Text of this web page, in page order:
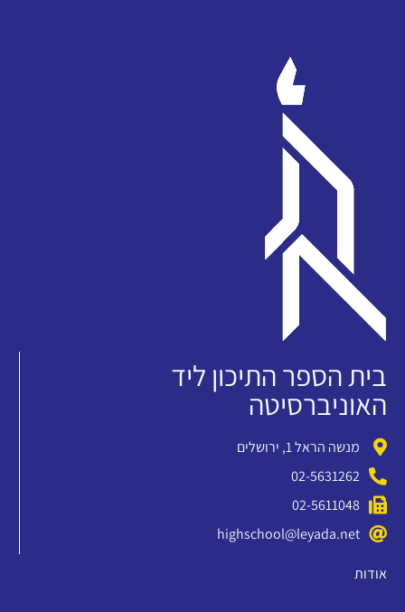
בית הספר התיכון ליד
האוניברסיטה
מנשה הראל 1, ירושלים
02-5631262
02-5611048
highschool@leyada.net
אודות